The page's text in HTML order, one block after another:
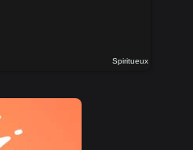
Spiritueux